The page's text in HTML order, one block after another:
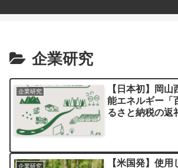
企業研究
企業研究
【日本初】岡
能エネルギー「
るさと納税の返
企業研究 【米国発】使